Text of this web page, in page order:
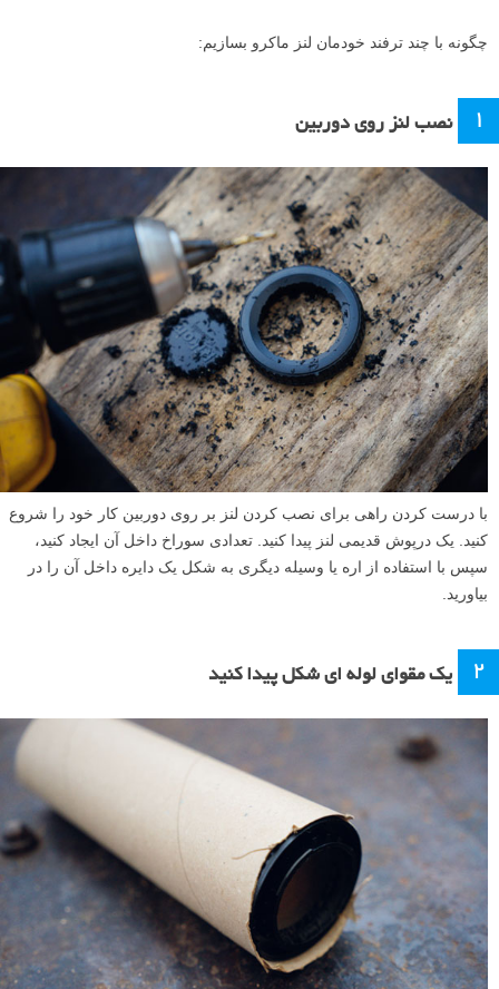
چگونه با چند ترفند خودمان لنز ماکرو بسازیم:
۱ نصب لنز روی دوربین
با درست کردن راهی برای نصب کردن لنز بر روی دوربین کار خود را شروع
کنید. یک درپوش قدیمی لنز پیدا کنید. تعدادی سوراخ داخل آن ایجاد کنید،
سپس با استفاده از اره یا وسیله دیگری به شکل یک دایره داخل آن را در
بیاورید.
۲ یک مقوای لوله ای شکل پیدا کنید